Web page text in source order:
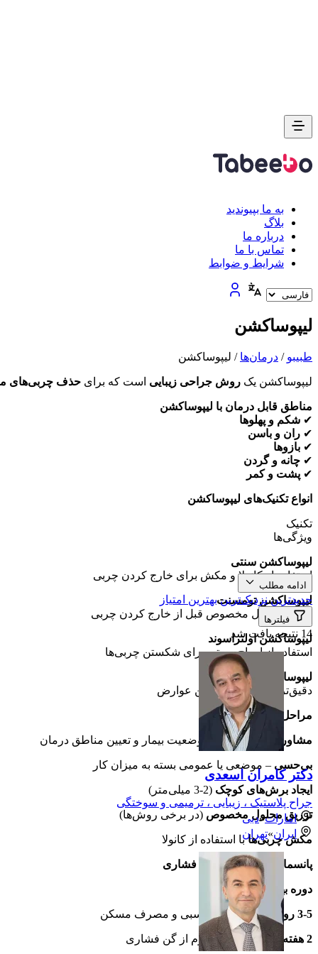
به ما بپیوندید
بلاگ
درباره ما
تماس با ما
شرایط و ضوابط
لیپوساکشن
طبیبو / درمان‌ها / لیپوساکشن
لیپوساکشن یک روش جراحی زیبایی است که برای حذف چربی‌های
مناطق قابل درمان با لیپوساکشن
✔ شکم و پهلوها
✔ ران و باسن
✔ بازوها
✔ چانه و گردن
✔ پشت و کمر
انواع تکنیک‌های لیپوساکشن
تکنیک
ویژگی‌ها
لیپوساکشن سنتی
استفاده از کانولا و مکش برای خارج کردن چربی
لیپوساکشن تومسنت
تزریق محلول مخصوص قبل از خارج کردن چربی
لیپوساکشن اولتراسوند
استفاده از امواج صوتی برای شکستن چربی‌ها
لیپوساکشن لیزری
دقیق‌ترین روش با کمترین عوارض
مراحل انجام لیپوساکشن
مشاوره اولیه – بررسی وضعیت بیمار و تعیین مناطق درمان
بی‌حسی – موضعی یا عمومی بسته به میزان کار
ایجاد برش‌های کوچک (2-3 میلی‌متر)
تزریق محلول مخصوص (در برخی روش‌ها)
مکش چربی‌هابا استفاده از کانولا
پانسمان و استفاده از گن فشاری
دوره بهبودی پس از عمل
3-5 روز اول : استراحت نسبی و مصرف مسکن
2 هفته اول : استفاده مداوم از گن فشاری
ادامه مطلب
جدیدترین نزدیک‌ترین بهترین امتیاز
فیلترها
14 نتیجه یافت شد
دکتر کامران اسعدی
جراح پلاستیک ، زیبایی ، ترمیمی و سوختگی
امارات»دبی
ایران»تهران